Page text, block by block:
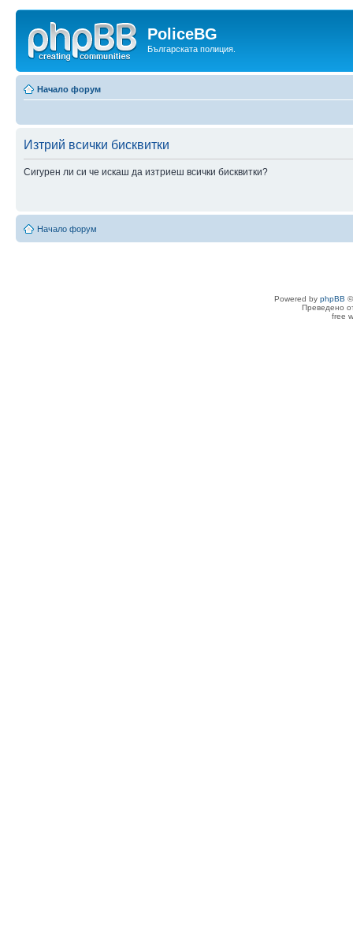
PoliceBG
Българската полиция.
Начало форум
Изтрий всички бисквитки
Сигурен ли си че искаш да изтриеш всички бисквитки?
Начало форум
Powered by phpBB
Преведено
free